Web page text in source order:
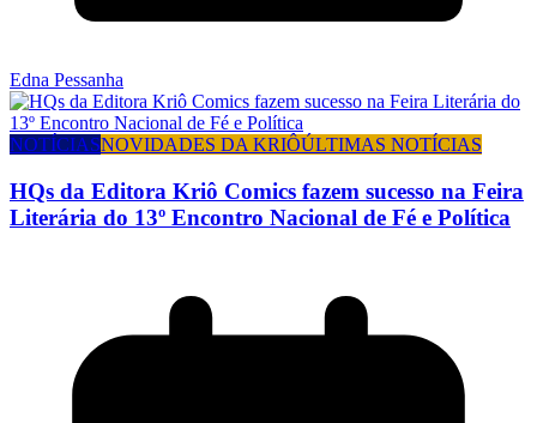
Edna Pessanha
NOTÍCIASNOVIDADES DA KRIÔÚLTIMAS NOTÍCIAS
HQs da Editora Kriô Comics fazem sucesso na Feira
Literária do 13º Encontro Nacional de Fé e Política